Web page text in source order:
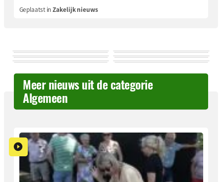
Geplaatst inZakelijk nieuws
Meer nieuws uit de categorie
Algemeen